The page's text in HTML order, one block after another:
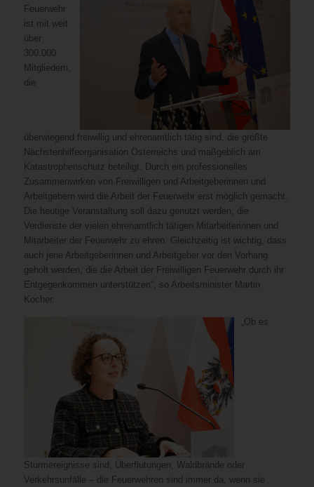
Feuerwehr
ist mit weit
über
300.000
Mitgliedern,
die
überwiegend freiwillig und ehrenamtlich tätig sind, die größte
Nächstenhilfeorganisation Österreichs und maßgeblich am
Katastrophenschutz beteiligt. Durch ein professionelles
Zusammenwirken von Freiwilligen und Arbeitgeberinnen und
Arbeitgebern wird die Arbeit der Feuerwehr erst möglich gemacht.
Die heutige Veranstaltung soll dazu genutzt werden, die
Verdienste der vielen ehrenamtlich tätigen Mitarbeiterinnen und
Mitarbeiter der Feuerwehr zu ehren. Gleichzeitig ist wichtig, dass
auch jene Arbeitgeberinnen und Arbeitgeber vor den Vorhang
geholt werden, die die Arbeit der Freiwilligen Feuerwehr durch ihr
Entgegenkommen unterstützen“, so Arbeitsminister Martin
Kocher.
„Ob es
Sturmereignisse sind, Überflutungen, Waldbrände oder
Verkehrsunfälle – die Feuerwehren sind immer da, wenn sie